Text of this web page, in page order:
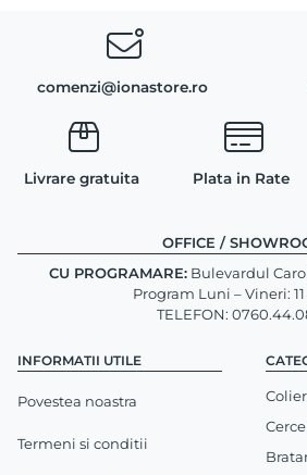
comenzi@ionastore.ro
Livrare gratuita Plata in Rate
INFORMATII UTILE
Povestea noastra
Termeni si conditii
OFFICE /
CU PROGRAMARE:Bulevardul
Program Luni – Vineri: 11
TELEFON: